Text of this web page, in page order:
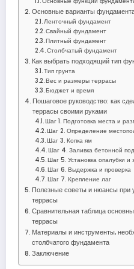
Основные варианты
Ленточный фундамент
Свайный фундамент
Плитный фундамент
Столбчатый фундамент
Как выбрать подходящий тип
Тип грунта
Вес и размеры террасы
Бюджет и время
Пошаговое руководство: как
террасы своими руками
Шаг 1. Подготовка места и
Шаг 2. Определение
Шаг 3. Копка ям
Шаг 4. Заливка бетонной
Шаг 5. Установка опалубки и
Шаг 6. Выдержка и проверка
Шаг 7. Крепление лаг
Полезные советы и нюансы при
террасы
Сравнительная таблица
террасы
Материалы и инструменты,
столбчатого фундамента
Заключение